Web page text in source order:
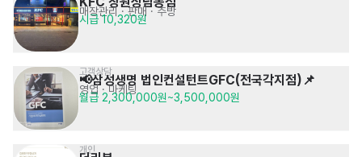
매장관리 · 판매· 주방
시급 10,320원
고객상담
📢삼성생명 법인컨설턴트GFC(전국각지점)📌
영업 · 마케팅
월급 2,300,000원~3,500,000원
개인